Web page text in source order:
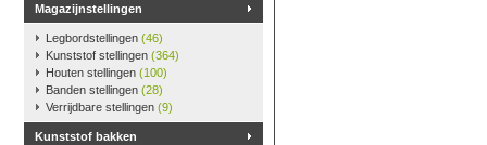
Magazijnstellingen
Legbordstellingen (46)
Kunststof stellingen (364)
Houten stellingen (100)
Banden stellingen (28)
Verrijdbare stellingen (9)
Kunststof bakken